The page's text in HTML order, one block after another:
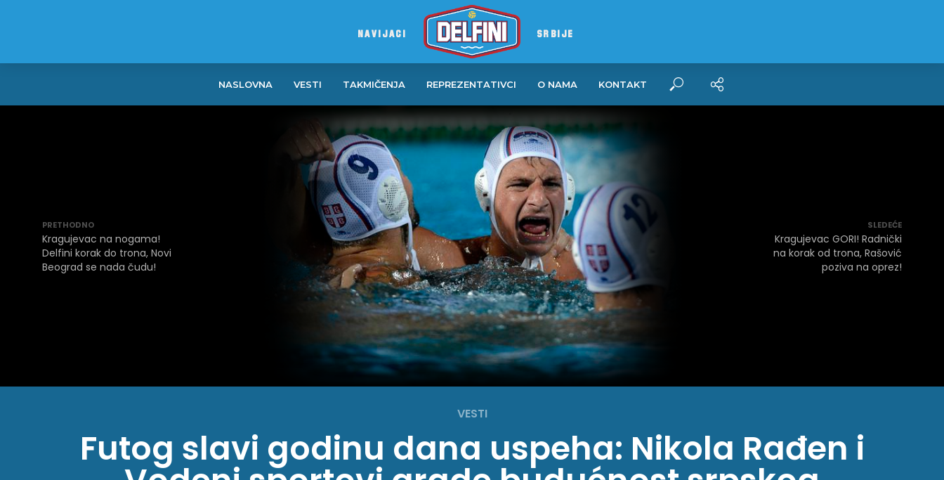
NAVIJACI SRBIJE
NASLOVNA VESTI TAKMIČENJA REPREZENTATIVCI O NAMA KONTAKT
PRETHODNO
Kragujevac na nogama!
Delfini korak do trona, Novi
Beograd se nada čudu!
SLEDEĆE
Kragujevac GORI! Radnički
na korak od trona, Rašović
poziva na oprez!
VESTI
Futog slavi godinu dana uspeha: Nikola Rađen i